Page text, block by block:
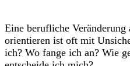
Eine berufliche Veränderung
orientieren ist oft mit
ich? Wo fange ich an? Wie